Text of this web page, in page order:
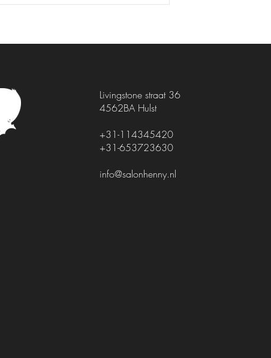
Livingstone straat 36
4562BA Hulst
+31-114345420
+31-653723630
info@salonhenny.nl